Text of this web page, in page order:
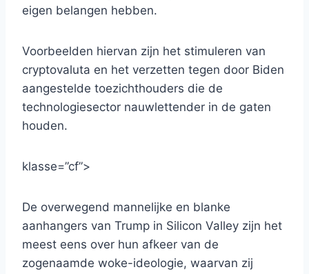
eigen belangen hebben.
Voorbeelden hiervan zijn het stimuleren van
cryptovaluta en het verzetten tegen door Biden
aangestelde toezichthouders die de
technologiesector nauwlettender in de gaten
houden.
klasse=”cf”>
De overwegend mannelijke en blanke
aanhangers van Trump in Silicon Valley zijn het
meest eens over hun afkeer van de
zogenaamde woke-ideologie, waarvan zij